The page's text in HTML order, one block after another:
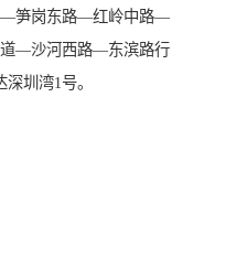
—笋岗东路—红岭中路—
—沙河西路—东滨路行
圳湾1号。